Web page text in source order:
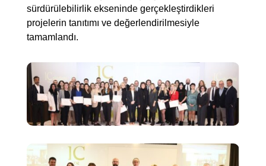
sürdürülebilirlik ekseninde gerçekleştirdikleri
projelerin tanıtımı ve değerlendirilmesiyle
tamamlandı.